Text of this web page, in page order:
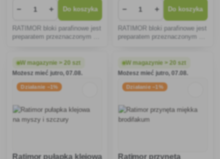
− + Do koszyka
RATIMOR bloki parafinowe jest
preparatem przeznaczonym do
nornic oraz gryzoni głównie na
zewnątrz budynków.
− + Do koszyka
RATIMOR bloki parafinowe jest
preparatem przeznaczonym do
nornic oraz gryzoni głównie na
zewnątrz budynków.
W magazynie > 20 szt
Możesz mieć jutro, 07.08.
Działanie −1%
Ratimor pułapka klejowa
W magazynie > 20 szt
Możesz mieć jutro, 07.08.
Działanie −1%
Ratimor przynęta